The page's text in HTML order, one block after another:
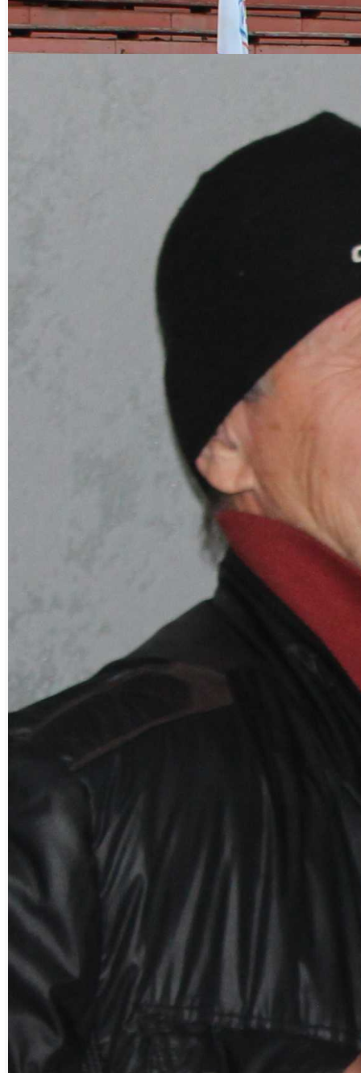
Состязания прошли 8 сентября на
стадионе «Труд», где собрались 43
серебряных спортсмена – представители
восьми команд. Мужчины и женщины
соревновались в шести возрастных
категориях. Число участников в командах
соревнований были представители МВД
(женщины до 55 лет и мужчины до 59), а
самой старшей участницей соревнований
стала ветеран «Магнезита» Таисия
Калинина (в возрастной категории 75-79
лет). В составе судейской коллегии тоже
работали магнезитовцы – Михаил Рычагов
(председатель спортивно-массовой
Старт на ходьбу с палками давался по
возрастным группам, поэтому сразу было
видно, кто лидер, а кто отстающий. Длина
мужской дистанции составила 800 метров,
а женской – 400, возраст при этом не
учитывался. Самой быстрой среди женщин
своего возраста стала Таисия Калинина,
а Ирина Гусева показала второй
результат в категории 70-74 года.
Победителем на 800-метровой
дистанции среди мужчин в возрасте 6-69
лет стал магнезитовец Сергей Кадомский,
ветераны предприятия заняли все три